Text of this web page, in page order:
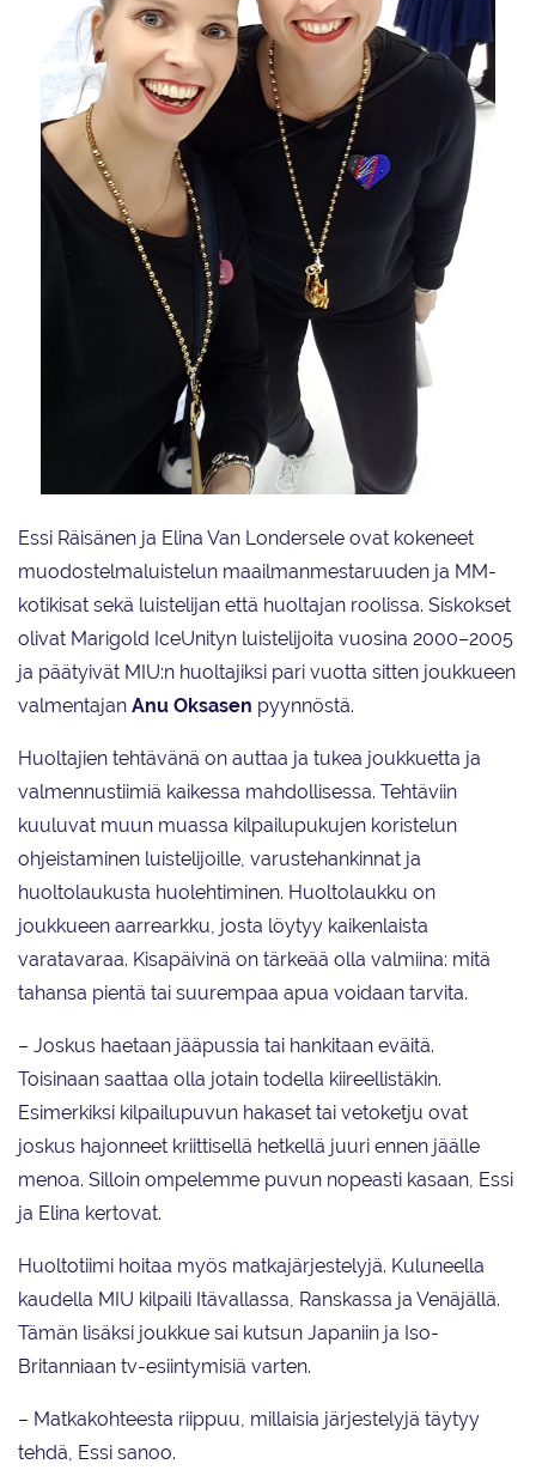
Essi Räisänen ja Elina Van Londersele ovat kokeneet
muodostelmaluistelun maailmanmestaruuden ja MM-
kotikisat sekä luistelijan että huoltajan roolissa. Siskokset
olivat Marigold IceUnityn luistelijoita vuosina 2000–2005
ja päätyivät MIU:n huoltajiksi pari vuotta sitten joukkueen
valmentajan Anu Oksasen pyynnöstä.
Huoltajien tehtävänä on auttaa ja tukea joukkuetta ja
valmennustiimiä kaikessa mahdollisessa. Tehtäviin
kuuluvat muun muassa kilpailupukujen koristelun
ohjeistaminen luistelijoille, varustehankinnat ja
huoltolaukusta huolehtiminen. Huoltolaukku on
joukkueen aarrearkku, josta löytyy kaikenlaista
varatavaraa. Kisapäivinä on tärkeää olla valmiina: mitä
tahansa pientä tai suurempaa apua voidaan tarvita.
– Joskus haetaan jääpussia tai hankitaan eväitä.
Toisinaan saattaa olla jotain todella kiireellistäkin.
Esimerkiksi kilpailupuvun hakaset tai vetoketju ovat
joskus hajonneet kriittisellä hetkellä juuri ennen jäälle
menoa. Silloin ompelemme puvun nopeasti kasaan, Essi
ja Elina kertovat.
Huoltotiimi hoitaa myös matkajärjestelyjä. Kuluneella
kaudella MIU kilpaili Itävallassa, Ranskassa ja Venäjällä.
Tämän lisäksi joukkue sai kutsun Japaniin ja Iso-
Britanniaan tv-esiintymisiä varten.
– Matkakohteesta riippuu, millaisia järjestelyjä täytyy
tehdä, Essi sanoo.